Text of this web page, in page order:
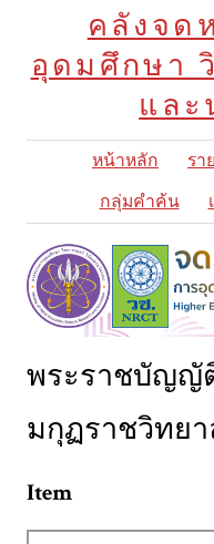
คลังจด
อุดมศึกษา
และ
หน้าหลัก รา
กลุ่มคำค้น
พระราชบัญญั
มกุฏราชวิทยา
Item